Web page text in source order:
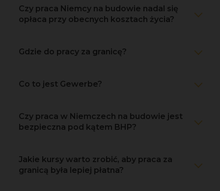
Czy praca Niemcy na budowie nadal się
opłaca przy obecnych kosztach życia?
Gdzie do pracy za granicę?
Co to jest Gewerbe?
Czy praca w Niemczech na budowie jest
bezpieczna pod kątem BHP?
Jakie kursy warto zrobić, aby praca za
granicą była lepiej płatna?